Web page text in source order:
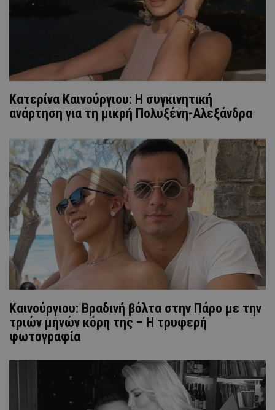
Κατερίνα Καινούργιου: Η συγκινητική
ανάρτηση για τη μικρή Πολυξένη-Αλεξάνδρα
Καινούργιου: Βραδινή βόλτα στην Πάρο με την
τριών μηνών κόρη της – Η τρυφερή
φωτογραφία